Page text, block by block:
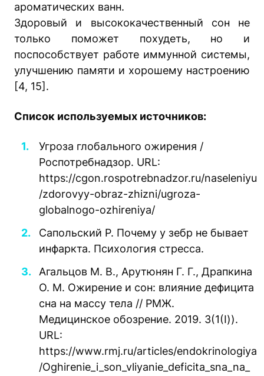
ароматических ванн.
Здоровый и высококачественный сон не
только поможет похудеть, но и
поспособствует работе иммунной системы,
улучшению памяти и хорошему настроению
[4, 15].
Список используемых источников:
Угроза глобального ожирения /
Роспотребнадзор. URL:
https://cgon.rospotrebnadzor.ru/naseleniyu
/zdorovyy-obraz-zhizni/ugroza-
globalnogo-ozhireniya/
Сапольский Р. Почему у зебр не бывает
инфаркта. Психология стресса.
Агальцов М. В., Арутюнян Г. Г., Драпкина
О. М. Ожирение и сон: влияние дефицита
сна на массу тела // РМЖ.
Медицинское обозрение. 2019. 3(1(I)).
URL:
https://www.rmj.ru/articles/endokrinologiya
/Oghirenie_i_son_vliyanie_deficita_sna_na_